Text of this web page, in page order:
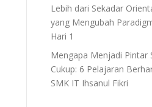
Lebih dari Sekadar
yang Mengubah
Hari 1
Mengapa Menjadi Pintar
Cukup: 6 Pelajaran
SMK IT Ihsanul Fikri